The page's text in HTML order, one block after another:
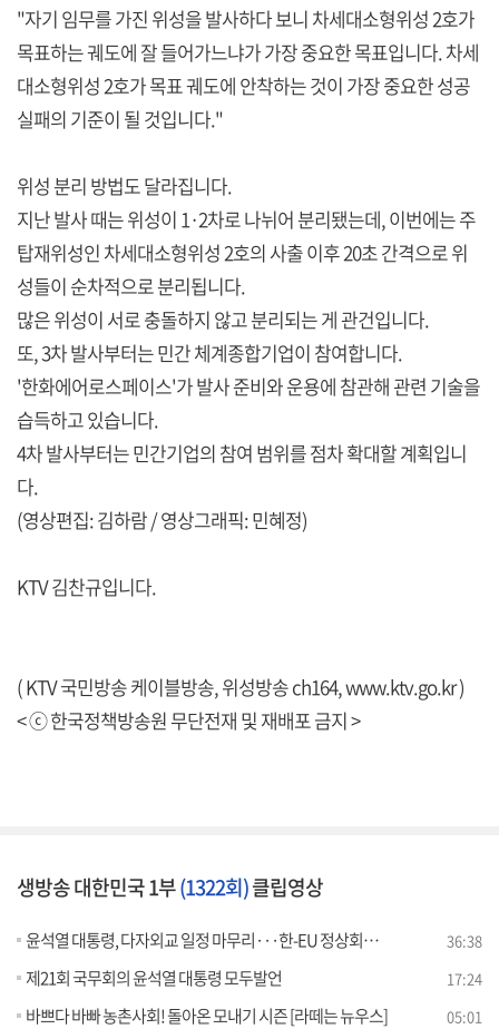
"자기 임무를 가진 위성을 발사하다 보니 차세대소형위성 2호가
목표하는 궤도에 잘 들어가느냐가 가장 중요한 목표입니다. 차세
대소형위성 2호가 목표 궤도에 안착하는 것이 가장 중요한 성공
실패의 기준이 될 것입니다."
위성 분리 방법도 달라집니다.
지난 발사 때는 위성이 1·2차로 나뉘어 분리됐는데, 이번에는 주
탑재위성인 차세대소형위성 2호의 사출 이후 20초 간격으로 위
성들이 순차적으로 분리됩니다.
많은 위성이 서로 충돌하지 않고 분리되는 게 관건입니다.
또, 3차 발사부터는 민간 체계종합기업이 참여합니다.
'한화에어로스페이스'가 발사 준비와 운용에 참관해 관련 기술을
습득하고 있습니다.
4차 발사부터는 민간기업의 참여 범위를 점차 확대할 계획입니
다.
(영상편집: 김하람 / 영상그래픽: 민혜정)
KTV 김찬규입니다.
( KTV 국민방송 케이블방송, 위성방송 ch164,www.ktv.go.kr)
< ⓒ 한국정책방송원 무단전재 및 재배포 금지 >
생방송 대한민국 1부(1322회)클립영상
윤석열 대통령, 다자외교 일정 마무리···한-EU 정상회담 주요 성과는? 36:38
제21회 국무회의 윤석열 대통령 모두발언 17:24
바쁘다 바빠 농촌사회! 돌아온 모내기 시즌 [라떼는 뉴우스] 05:01